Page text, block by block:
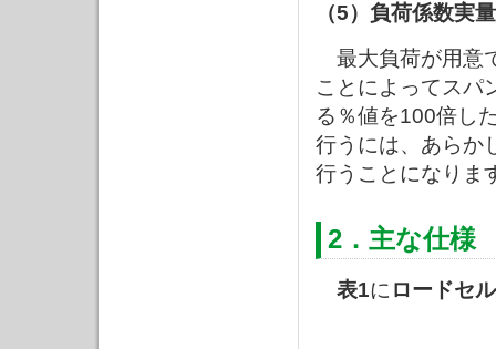
（5）負荷係数実
最大負荷が用意
ことによってスパ
る％値を100倍し
行うには、あらか
行うことになりま
2．主な仕様
表1に ロードセ